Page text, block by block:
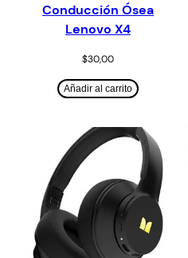
Conducción Ósea
Lenovo X4
$30,00
Añadir al carrito